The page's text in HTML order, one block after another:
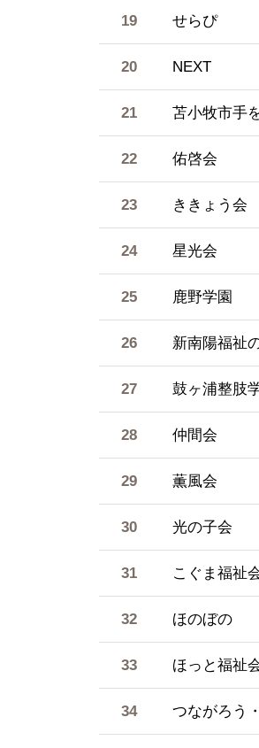
19 せらぴ
20 NEXT
21 苫小牧市手
22 佑啓会
23 ききょう会
24 星光会
25 鹿野学園
26 新南陽福祉
27 鼓ヶ浦整肢
28 仲間会
29 薫風会
30 光の子会
31 こぐま福祉
32 ほのぼの
33 ほっと福祉
34 つながろう